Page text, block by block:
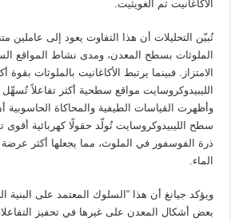
الأكاغانيت ثم الغويثيت
تُبيّن التحليلات أن هذا التفاوت يعود إلى عاملين
الملوثات بسطح المعدن، ومدى نشاط المواقع
الامتزاز. فبينما يرتبط الأكاغانيت بالملوثات بقوة
الليبيدوكروسايت مواقع سطحية أكثر تفاعلاً تُسهِّل
وأظهرت القياسات الطيفية والمحاكاة الحاسوبية
سطح الليبيدوكروسايت تُولّد حقولًا كهربائية
ذرة الفوسفور في الملوث، مما يجعلها أكثر
الماء.
ويؤكد جيانغ أن هذا “السلوك المعتمد على
بعض أشكال المعدن على غيرها في تحفيز